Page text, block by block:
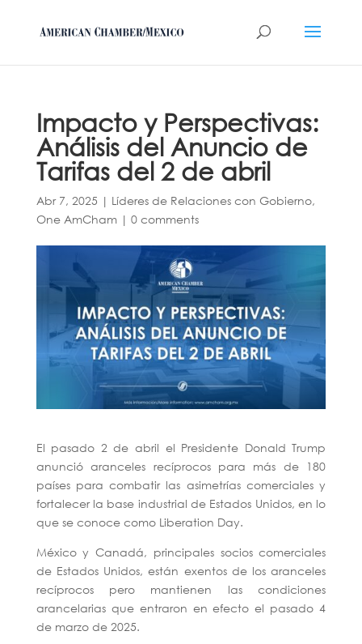
Impacto y Perspectivas:
Análisis del Anuncio de
Tarifas del 2 de abril
Abr 7, 2025 | Líderes de Relaciones con Gobierno,
One AmCham| 0 comments
El pasado 2 de abril el Presidente Donald Trump
anunció aranceles recíprocos para más de 180
países para combatir las asimetrías comerciales y
fortalecer la base industrial de Estados Unidos, en lo
que se conoce como Liberation Day.
México y Canadá, principales socios comerciales
de Estados Unidos, están exentos de los aranceles
recíprocos pero mantienen las condiciones
arancelarias que entraron en efecto el pasado 4
de marzo de 2025.